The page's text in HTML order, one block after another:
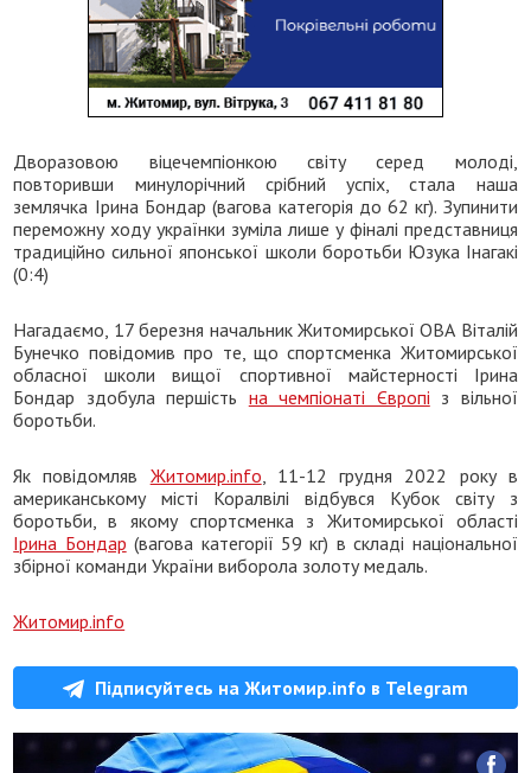
Дворазовою віцечемпіонкою світу серед молоді,
повторивши минулорічний срібний успіх, стала наша
землячка Ірина Бондар (вагова категорія до 62 кг). Зупинити
переможну ходу українки зуміла лише у фіналі представниця
традиційно сильної японської школи боротьби Юзука Інагакі
(0:4)
Нагадаємо, 17 березня начальник Житомирської ОВА Віталій
Бунечко повідомив про те, що спортсменка Житомирської
обласної школи вищої спортивної майстерності Ірина
Бондар здобула першість на чемпіонаті Європі з вільної
боротьби.
Як повідомляв Житомир.info , 11-12 грудня 2022 року в
американському місті Коралвілі відбувся Кубок світу з
боротьби, в якому спортсменка з Житомирської області
Ірина Бондар (вагова категорії 59 кг) в складі національної
збірної команди України виборола золоту медаль.
Житомир.info
Підписуйтесь на Житомир.info в Telegram